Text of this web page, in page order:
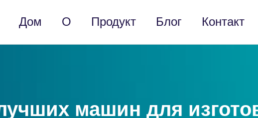
Дом О Продукт Блог Контакт
машин для